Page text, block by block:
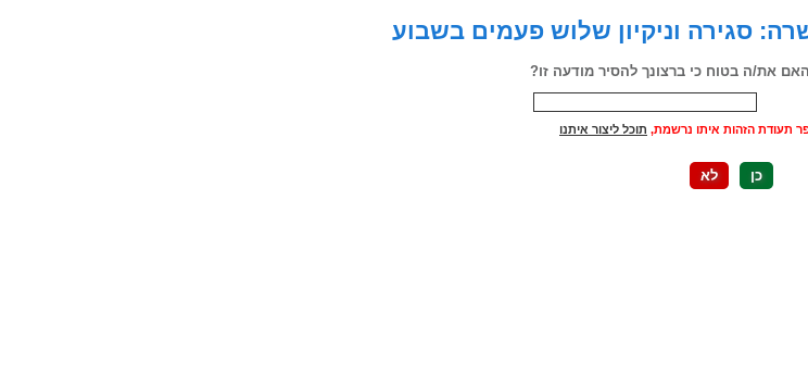
סגירה וניקיון שלוש פעמים בשבוע
את/ה בטוח כי ברצונך להסיר מודעה זו?
תעודת הזהות איתו נרשמת, תוכל ליצור איתנו
כן לא